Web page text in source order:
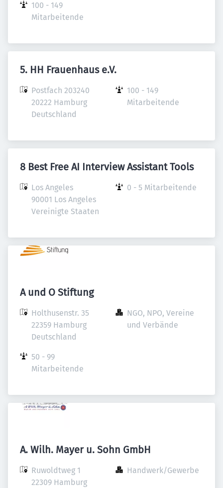
100 - 149
Mitarbeitende
5. HH Frauenhaus e.V.
Postfach 203240
20222 Hamburg
Deutschland
100 - 149
Mitarbeitende
8 Best Free AI Interview Assistant Tools
Los Angeles
90001 Los Angeles
Vereinigte Staaten
0 - 5 Mitarbeitende
A und O Stiftung
Holthusenstr. 35
22359 Hamburg
Deutschland
NGO, NPO, Vereine
und Verbände
50 - 99
Mitarbeitende
A. Wilh. Mayer u. Sohn GmbH
Ruwoldtweg 1
22309 Hamburg
Handwerk/Gewerbe